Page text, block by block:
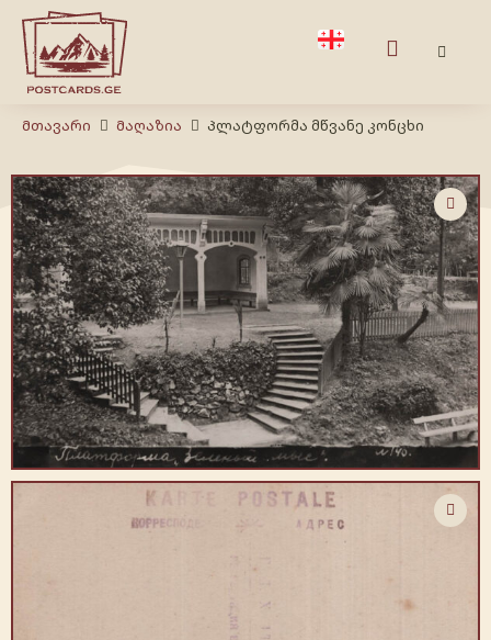
Მთავარი Მაღაზია Პლატფორმა მწვანე კონცხი